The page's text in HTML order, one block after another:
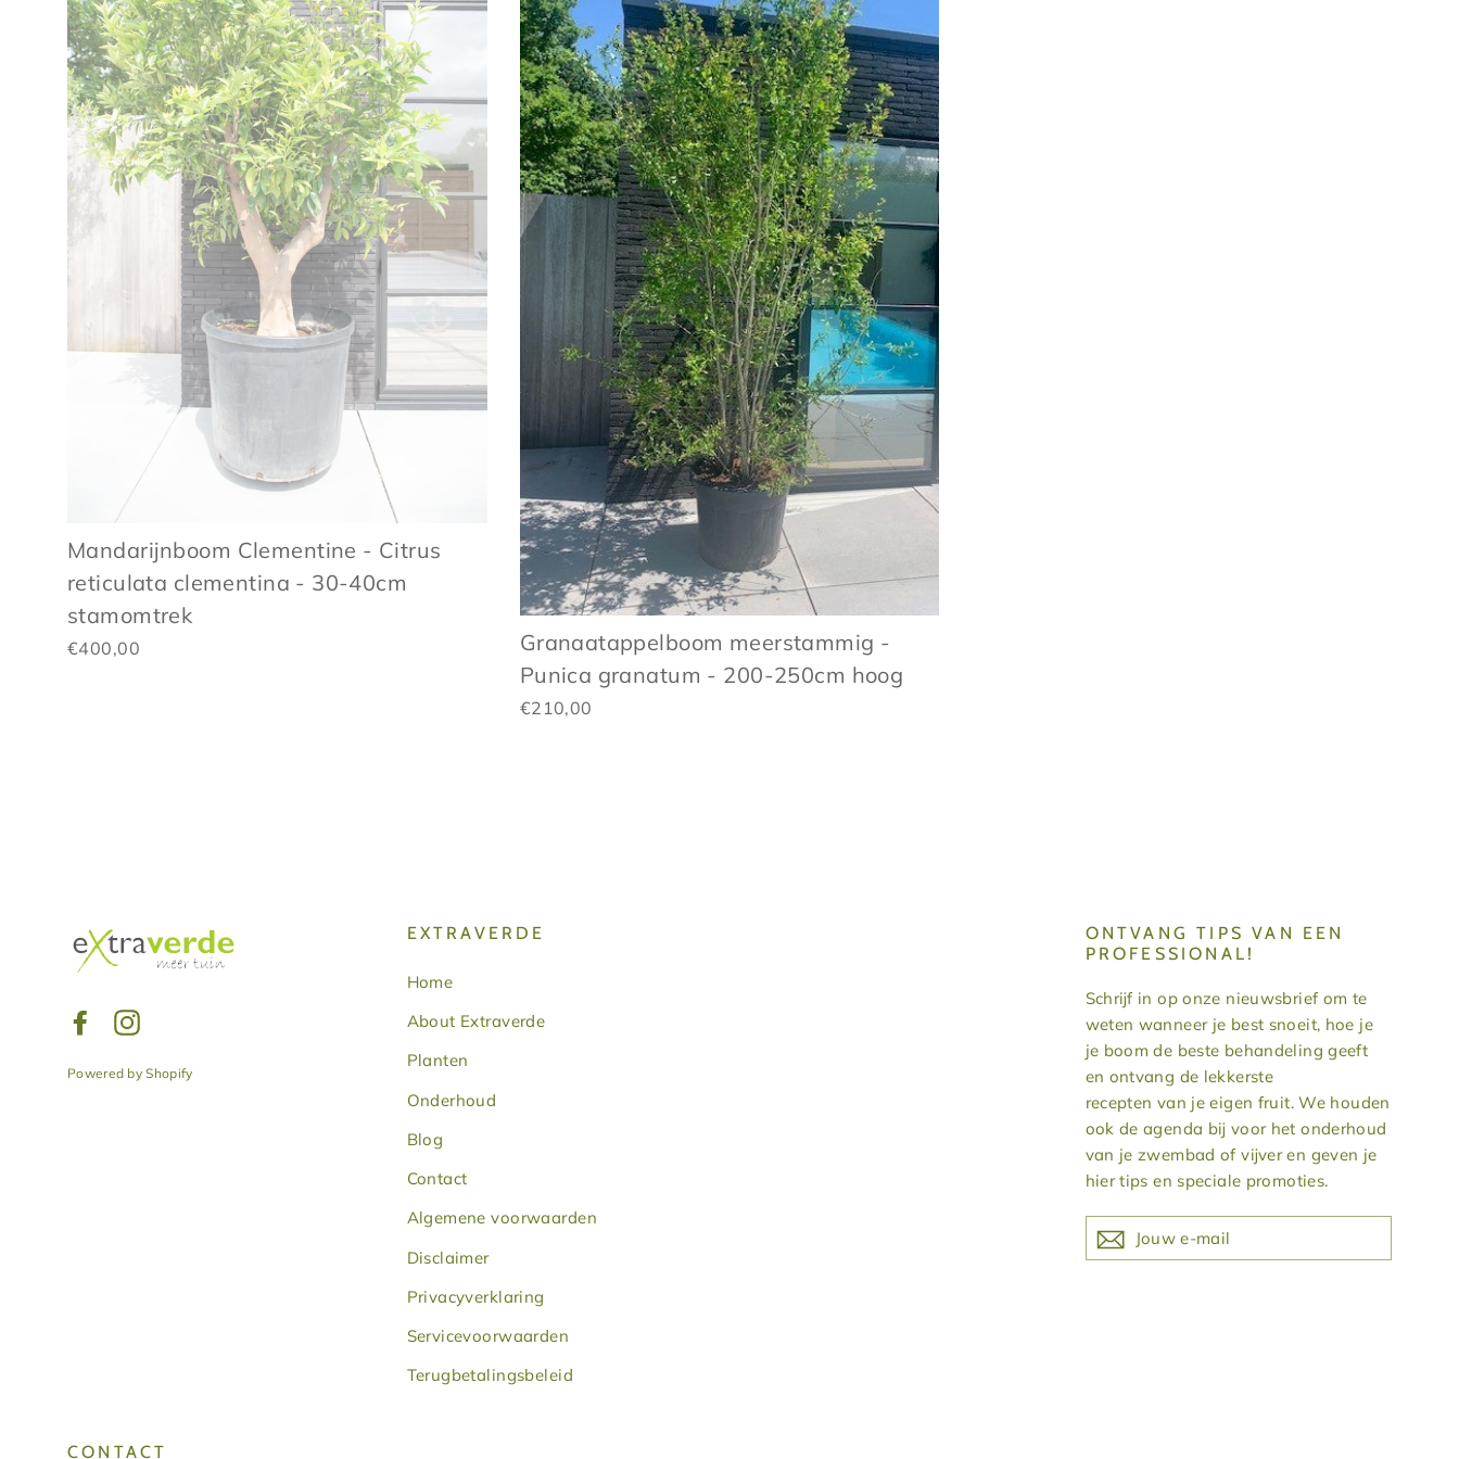
Mandarijnboom Clementine - Citrus
reticulata clementina - 30-40cm
stamomtrek
€400,00
Granaatappelboom meerstammig -
Punica granatum - 200-250cm hoog
€210,00
Facebook
Powered by Shopify
EXTRAVERDE
Home
About Extraverde
Planten
Onderhoud
Blog
Contact
Algemene voorwaarden
Disclaimer
Privacyverklaring
Servicevoorwaarden
Terugbetalingsbeleid
ONTVANG TIPS VAN EEN
PROFESSIONAL!
Schrijf in op onze nieuwsbrief om te
weten wanneer je best snoeit, hoe je
je boom de beste behandeling geeft
en ontvang de lekkerste
recepten van je eigen fruit. We houden
ook de agenda bij voor het onderhoud
van je zwembad of vijver en geven je
hier tips en speciale promoties.
E-
MAIL
CONTACT